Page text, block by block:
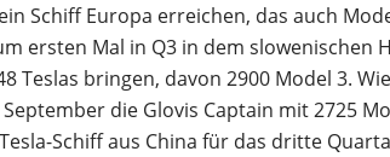
Schiff Europa erreichen, das auch
ersten Mal in Q3 in dem slowenischen
Teslas bringen, davon 2900 Model 3.
die Glovis Captain mit 2725
Schiff aus China für das dritte